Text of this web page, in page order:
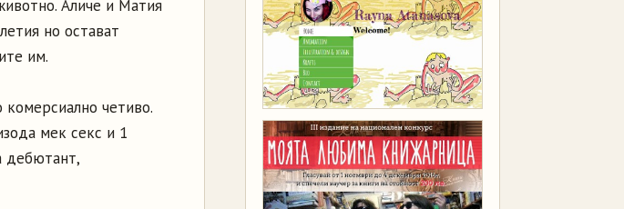
Аличе и Матия
но остават
им.
четиво.
мек секс и 1
дебютант,